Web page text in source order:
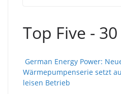
Top Five -
German Energy Power:
Wärmepumpenserie setzt
leisen Betrieb